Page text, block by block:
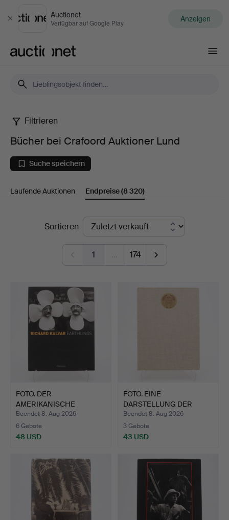
Schließen
Auctionet
Verfügbar auf Google Play Anzeigen
Bücher
bei
Crafoord
Auktioner
Filtrieren
Bücher bei Crafoord Auktioner Lund
Suche speichern
Laufende Auktionen Endpreise(8 320)
EndpreiseSortieren
1 … 174
FOTO. DER
AMERIKANISCHE
MAGNUM-FOTOGRAF RI…
Beendet 8. Aug 2026
6 Gebote
48 USD
FOTO. EINE
DARSTELLUNG DER
REPUBLIKEN DER …
Beendet 8. Aug 2026
3 Gebote
43 USD